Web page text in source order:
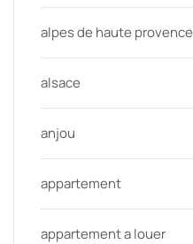
alpes de haute provence
alsace
anjou
appartement
appartement a louer